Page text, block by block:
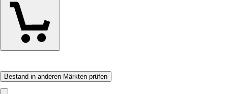
Bestand in anderen Märkten prüfen